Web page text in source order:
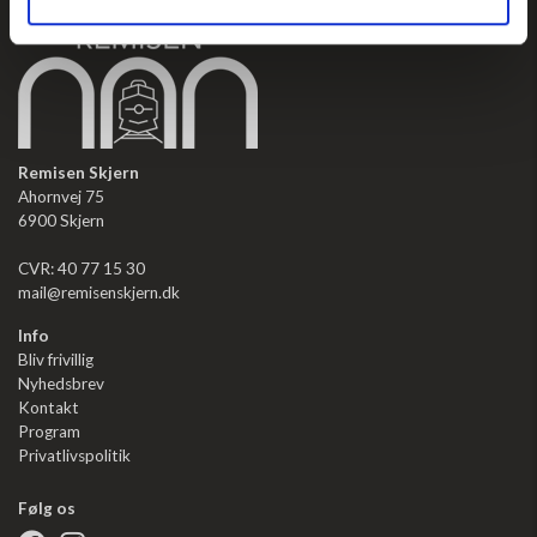
Remisen Skjern
Ahornvej 75
6900 Skjern
CVR: 40 77 15 30
mail@remisenskjern.dk
Info
Bliv frivillig
Nyhedsbrev
Kontakt
Program
Privatlivspolitik
Følg os